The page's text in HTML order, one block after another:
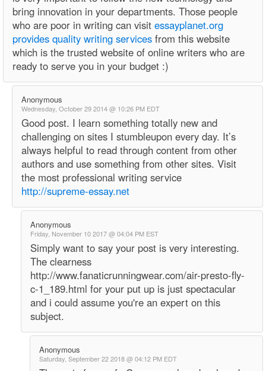
bring innovation in your departments. Those people
who are poor in writing can visit essayplanet.org
provides quality writing services from this website
which is the trusted website of online writers who are
ready to serve you in your budget :)
Anonymous
Wednesday, October 29 2014 @ 10:26 PM EDT
Good post. I learn something totally new and
challenging on sites I stumbleupon every day. It’s
always helpful to read through content from other
authors and use something from other sites. Visit
the most professional writing service
http://supreme-essay.net
Anonymous
Friday, November 10 2017 @ 04:04 PM EST
Simply want to say your post is very interesting.
The clearness
http://www.fanaticrunningwear.com/air-presto-fly-
c-1_189.html for your put up is just spectacular
and i could assume you're an expert on this
subject.
Anonymous
Saturday, September 22 2018 @ 04:12 PM EDT